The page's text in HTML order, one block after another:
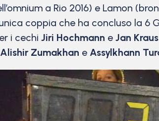
a Rio 2016) e Lamon
coppia che ha concluso la 6
i cechi Jiri Hochmann e Jan Kraus
Alishir Zumakhan e Assylkhann